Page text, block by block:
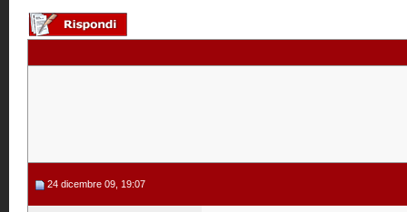
24 dicembre 09, 19:07